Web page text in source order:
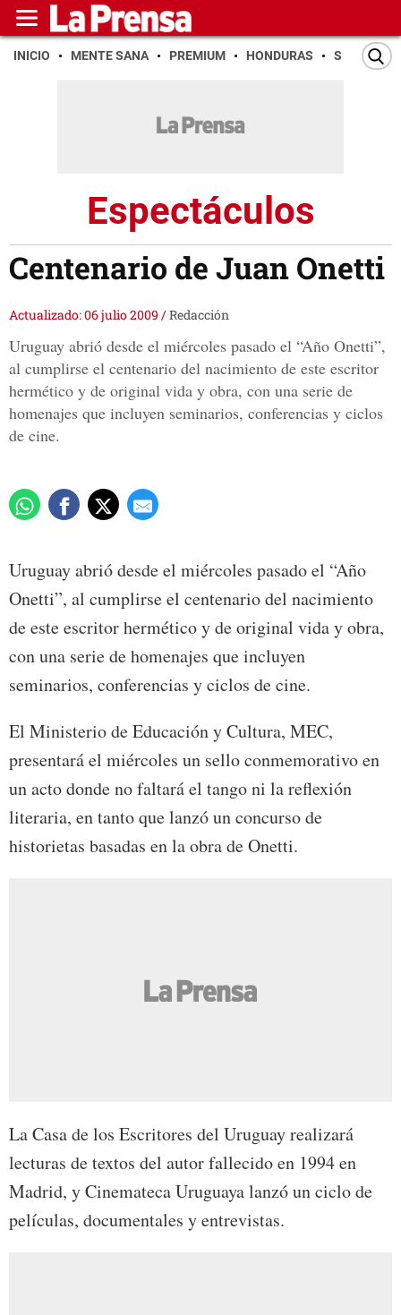
INICIO MENTE SANA PREMIUM HONDURAS SAN PEDRO
Espectáculos
Centenario de Juan Onetti
Actualizado: 06 julio 2009 /Redacción
Uruguay abrió desde el miércoles pasado el “Año Onetti”,
al cumplirse el centenario del nacimiento de este escritor
hermético y de original vida y obra, con una serie de
homenajes que incluyen seminarios, conferencias y ciclos
de cine.
Uruguay abrió desde el miércoles pasado el “Año
Onetti”, al cumplirse el centenario del nacimiento
de este escritor hermético y de original vida y obra,
con una serie de homenajes que incluyen
seminarios, conferencias y ciclos de cine.
El Ministerio de Educación y Cultura, MEC,
presentará el miércoles un sello conmemorativo en
un acto donde no faltará el tango ni la reflexión
literaria, en tanto que lanzó un concurso de
historietas basadas en la obra de Onetti.
La Casa de los Escritores del Uruguay realizará
lecturas de textos del autor fallecido en 1994 en
Madrid, y Cinemateca Uruguaya lanzó un ciclo de
películas, documentales y entrevistas.